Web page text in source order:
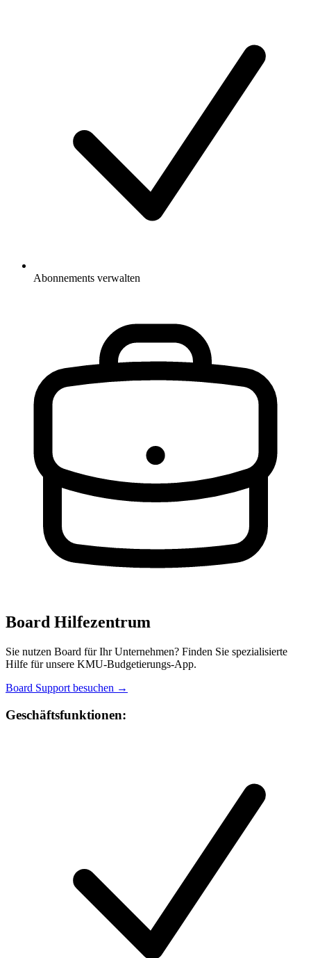
Abonnements verwalten
Board Hilfezentrum
Sie nutzen Board für Ihr Unternehmen? Finden Sie spezialisierte
Hilfe für unsere KMU-Budgetierungs-App.
Board Support besuchen →
Geschäftsfunktionen: